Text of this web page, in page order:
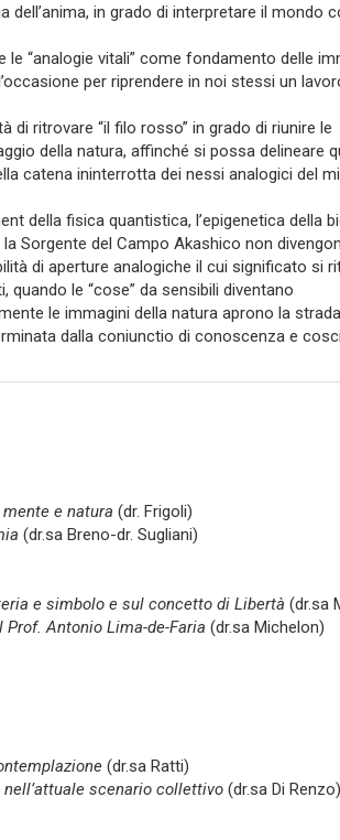
in grado di interpretare il mondo
le “analogie vitali” come fondamento delle
per riprendere in noi stessi un
di ritrovare “il filo rosso” in grado di riunire le
della natura, affinché si possa delineare
catena ininterrotta dei nessi analogici del
della fisica quantistica, l’epigenetica della
Sorgente del Campo Akashico non
di aperture analogiche il cui significato si
quando le “cose” da sensibili diventano
le immagini della natura aprono la
dalla coniunctio di conoscenza e
e natura (dr. Frigoli)
(dr.sa Breno-dr. Sugliani)
e simbolo e sul concetto di Libertà (dr.sa
Prof. Antonio Lima-de-Faria (dr.sa Michelon)
(dr.sa Ratti)
scenario collettivo(dr.sa Di Renzo)